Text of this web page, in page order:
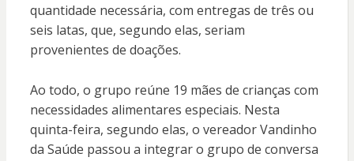
quantidade necessária, com entregas de três ou
seis latas, que, segundo elas, seriam
provenientes de doações.
Ao todo, o grupo reúne 19 mães de crianças com
necessidades alimentares especiais. Nesta
quinta-feira, segundo elas, o vereador Vandinho
da Saúde passou a integrar o grupo de conversa